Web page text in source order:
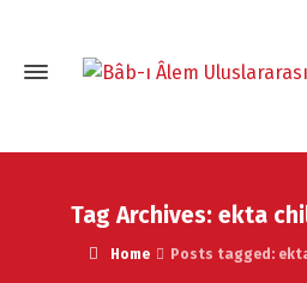
Tag Archives: ekta
Home Posts tagged: